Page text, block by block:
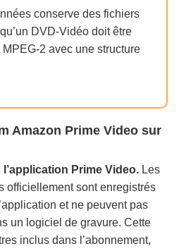
conserve des fichiers
DVD-Vidéo doit être
2 avec une structure
Amazon Prime Video sur
Prime Video. Les
officiellement sont enregistrés
et ne peuvent pas
un logiciel de gravure. Cette
inclus dans l’abonnement,